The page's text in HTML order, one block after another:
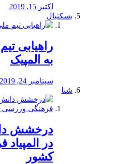
اکتبر 15, 2019
بسکتبال
راهیابی
به المپیک
سپتامبر 24, 2019
شنا
درخشش
در
کشور